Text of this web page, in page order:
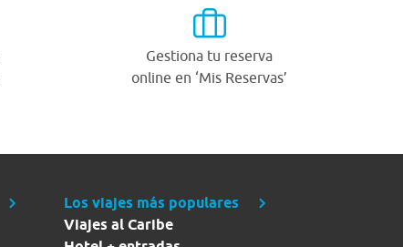
Gestiona tu reserva
online en ‘Mis Reservas’
Los viajes más populares
Viajes al Caribe